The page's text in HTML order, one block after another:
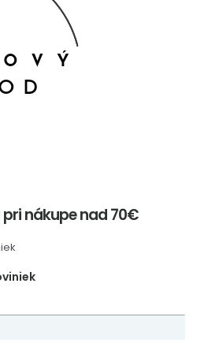
nákupe nad 70€